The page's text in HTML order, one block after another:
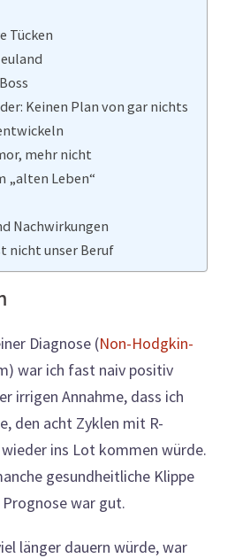
Tücken
Keinen Plan von gar nichts
mehr nicht
„alten Leben“
Nachwirkungen
nicht unser Beruf
Diagnose (Non-Hodgkin-
war ich fast naiv positiv
irrigen Annahme, dass ich
den acht Zyklen mit R-
wieder ins Lot kommen würde.
gesundheitliche Klippe
war gut.
länger dauern würde, war